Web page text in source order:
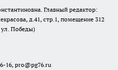
Главный редактор:
д.41, стр.1, помещение 312
ул. Победы)
16, pro@pg76.ru